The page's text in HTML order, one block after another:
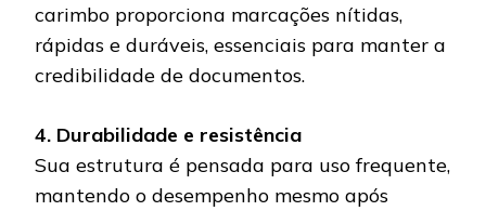
carimbo proporciona marcações nítidas,
rápidas e duráveis, essenciais para manter a
credibilidade de documentos.
4. Durabilidade e resistência
Sua estrutura é pensada para uso frequente,
mantendo o desempenho mesmo após